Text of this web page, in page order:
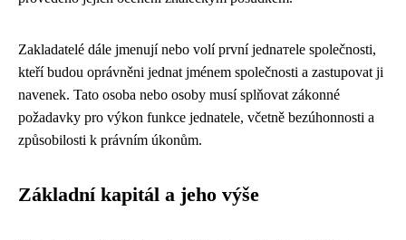
Zakladatelé dále jmenují nebo volí první jednатele společnosti,
kteří budou oprávněni jednat jménem společnosti a zastupovat ji
navenek. Tato osoba nebo osoby musí splňovat zákonné
požadavky pro výkon funkce jednatele, včetně bezúhonnosti a
způsobilosti k právním úkonům.
Základní kapitál a jeho výše